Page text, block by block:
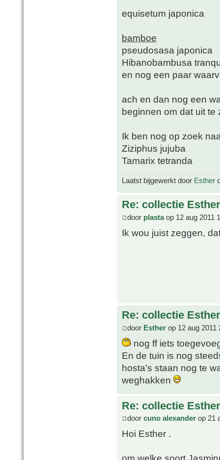
equisetum japonica
bamboe
pseudosasa japonica
Hibanobambusa
en nog een paar
ach en dan nog een
beginnen om dat uit
Ik ben nog op zoek
Ziziphus jujuba
Tamarix tetranda
Laatst bijgewerkt door Esther
Re: collectie Esther
door plastaop 12 aug 2011
Ik wou juist zeggen,
Re: collectie Esther
door Esther op 12 aug 2011
nog ff iets
En de tuin is nog
hosta's staan nog te
weghakken
Re: collectie Esther
door cuno alexander op 21
Hoi Esther .